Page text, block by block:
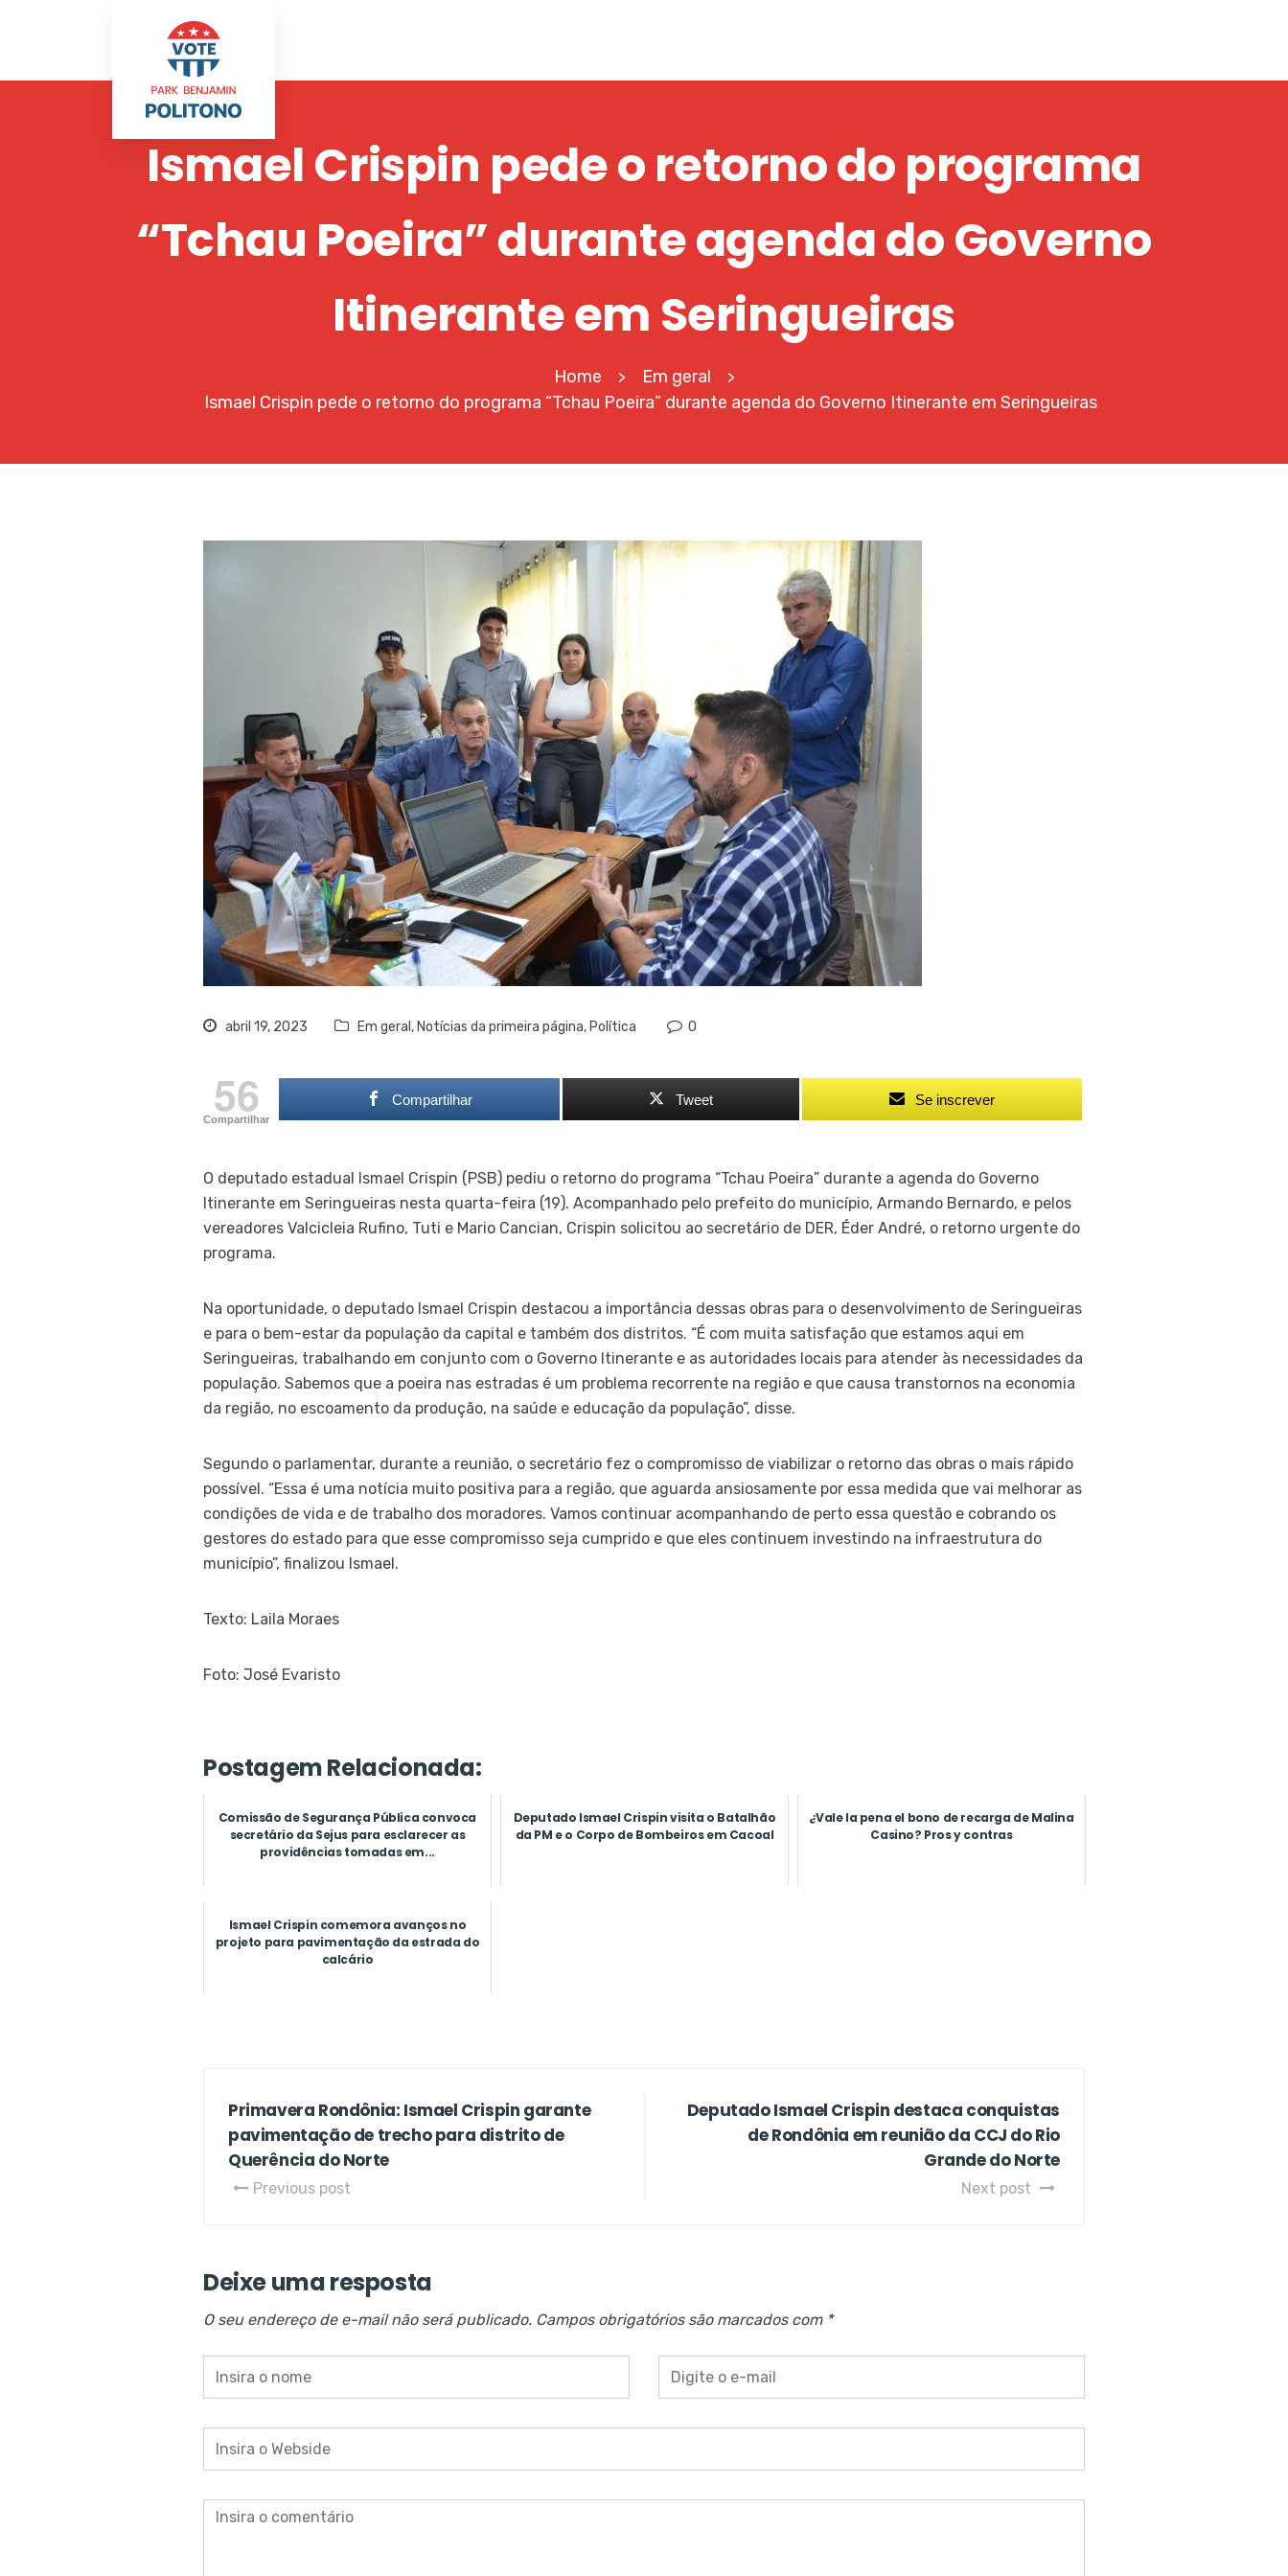
Ismael Crispin pede o retorno do programa
“Tchau Poeira” durante agenda do Governo
Itinerante em Seringueiras
Home > Em geral >
Ismael Crispin pede o retorno do programa “Tchau Poeira” durante agenda do Governo Itinerante em Seringueiras
abril 19, 2023 Em geral , Notícias da primeira página, Política 0
56
Compartilhar
Compartilhar Tweet Se inscrever
O deputado estadual Ismael Crispin (PSB) pediu o retorno do programa “Tchau Poeira” durante a agenda do Governo
Itinerante em Seringueiras nesta quarta-feira (19). Acompanhado pelo prefeito do município, Armando Bernardo, e pelos
vereadores Valcicleia Rufino, Tuti e Mario Cancian, Crispin solicitou ao secretário de DER, Éder André, o retorno urgente do
programa.
Na oportunidade, o deputado Ismael Crispin destacou a importância dessas obras para o desenvolvimento de Seringueiras
e para o bem-estar da população da capital e também dos distritos. “É com muita satisfação que estamos aqui em
Seringueiras, trabalhando em conjunto com o Governo Itinerante e as autoridades locais para atender às necessidades da
população. Sabemos que a poeira nas estradas é um problema recorrente na região e que causa transtornos na economia
da região, no escoamento da produção, na saúde e educação da população”, disse.
Segundo o parlamentar, durante a reunião, o secretário fez o compromisso de viabilizar o retorno das obras o mais rápido
possível. “Essa é uma notícia muito positiva para a região, que aguarda ansiosamente por essa medida que vai melhorar as
condições de vida e de trabalho dos moradores. Vamos continuar acompanhando de perto essa questão e cobrando os
gestores do estado para que esse compromisso seja cumprido e que eles continuem investindo na infraestrutura do
município”, finalizou Ismael.
Texto: Laila Moraes
Foto: José Evaristo
Postagem Relacionada:
Comissão de Segurança Pública convoca
secretário da Sejus para esclarecer as
providências tomadas em...
Deputado Ismael Crispin visita o Batalhão
da PM e o Corpo de Bombeiros em Cacoal
¿Vale la pena el bono de recarga de Malina
Casino? Pros y contras
Ismael Crispin comemora avanços no
projeto para pavimentação da estrada do
calcário
Primavera Rondônia: Ismael Crispin garante
pavimentação de trecho para distrito de
Querência do Norte
Previous post
Deputado Ismael Crispin destaca conquistas
de Rondônia em reunião da CCJ do Rio
Grande do Norte
Next post
Deixe uma resposta
O seu endereço de e-mail não será publicado. Campos obrigatórios são marcados com *